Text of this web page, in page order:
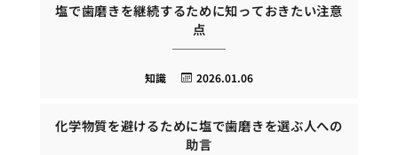
塩で歯磨きを継続するために知っておきたい注意
点
2026.01.06
知識
化学物質を避けるために塩で歯磨きを選ぶ人への
助言